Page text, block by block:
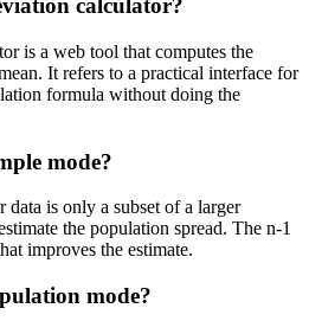
calculator?
is a web tool that computes the
It refers to a practical interface for
formula without doing the
mode?
data is only a subset of a larger
the population spread. The n-1
improves the estimate.
mode?